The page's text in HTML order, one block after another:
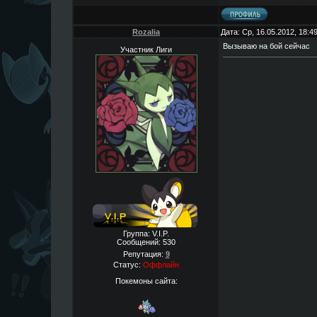
Rozalia Дата: Ср, 16.05.2012,
Участник Лиги
Группа: V.I.P.
Сообщений: 530
Репутация: 9
Статус: Оффлайн
Покемоны сайта:
Вызываю на бой сейчас